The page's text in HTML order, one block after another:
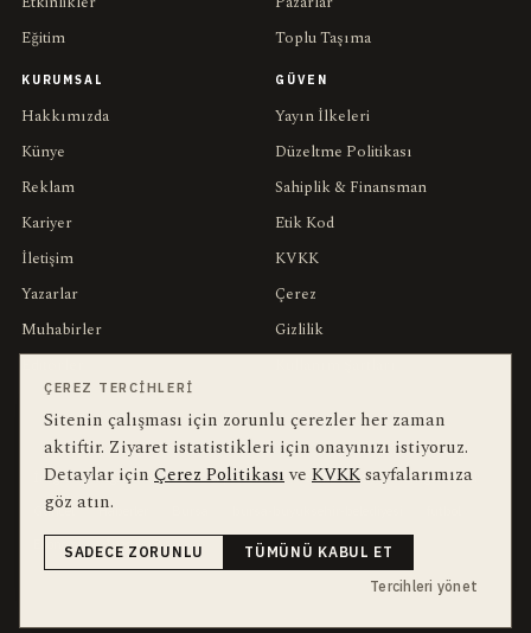
Eğitim
Toplu Taşıma
KURUMSAL
Hakkımızda
Künye
Reklam
Kariyer
İletişim
Yazarlar
Muhabirler
GÜVEN
Yayın İlkeleri
Düzeltme Politikası
Sahiplik & Finansman
Etik Kod
KVKK
Çerez
Gizlilik
YEREL ARANANLAR bu hafta en çok aranan
İnegöl inegol-belediyesi alper-taban trafik-kazasi
İnegöl Haber
Güncel
Haberler
Ekonomi
İnegölspor
ÇEREZ TERCIHLERI
Sitenin çalışması için zorunlu çerezler her zaman
aktiftir. Ziyaret istatistikleri için onayınızı istiyoruz.
Detaylar için Çerez Politikasıve KVKKsayfalarımıza
göz atın.
SADECE ZORUNLU
TÜMÜNÜ KABUL ET
Tercihleri yönet